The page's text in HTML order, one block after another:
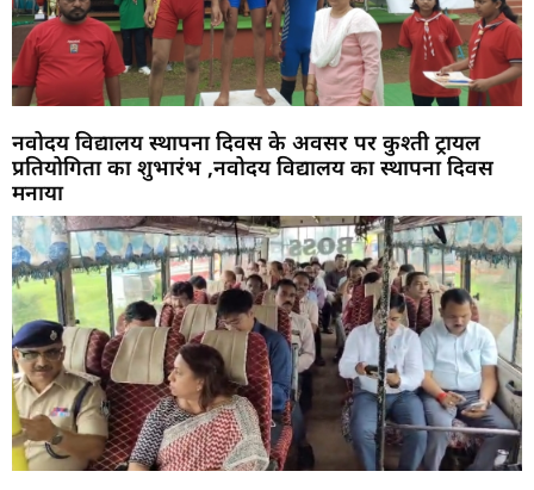
नवोदय विद्यालय स्थापना दिवस के अवसर पर कुश्ती ट्रायल
प्रतियोगिता का शुभारंभ ,नवोदय विद्यालय का स्थापना दिवस
मनाया